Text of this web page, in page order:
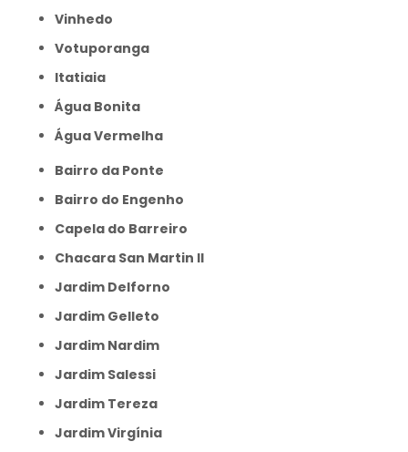
Vinhedo
Votuporanga
itatiaia
Água Bonita
Água Vermelha
Bairro da Ponte
Bairro do Engenho
Capela do Barreiro
Chacara San Martin II
Jardim Delforno
Jardim Gelleto
Jardim Nardim
Jardim Salessi
Jardim Tereza
Jardim Virgínia